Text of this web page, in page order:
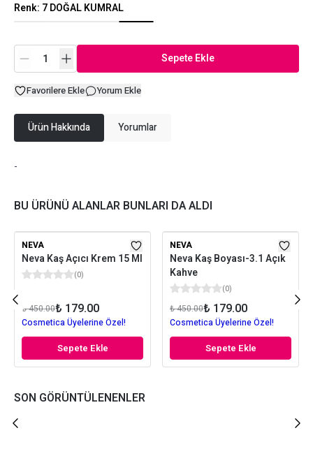
Renk: 7 DOĞAL KUMRAL
Sepete Ekle
Favorilere Ekle Yorum Ekle
Ürün Hakkında Yorumlar
-
BU ÜRÜNÜ ALANLAR BUNLARI DA ALDI
NEVA
Neva Kaş Açıcı Krem 15 Ml
(0)
₺ 450.00₺ 179.00
Cosmetica Üyelerine Özel!
Sepete Ekle
NEVA
Neva Kaş Boyası-3.1 Açık
Kahve
(0)
₺ 450.00₺ 179.00
Cosmetica Üyelerine Özel!
Sepete Ekle
SON GÖRÜNTÜLENENLER